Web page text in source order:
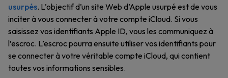
usurpés. L’objectif d’un site Web d’Apple usurpé est de vous
inciter à vous connecter à votre compte iCloud. Si vous
saisissez vos identifiants Apple ID, vous les communiquez à
l’escroc. L’escroc pourra ensuite utiliser vos identifiants pour
se connecter à votre véritable compte iCloud, qui contient
toutes vos informations sensibles.